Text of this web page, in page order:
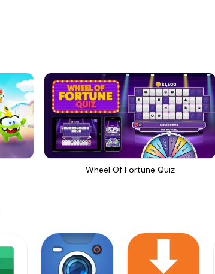
Wheel Of Fortune Quiz